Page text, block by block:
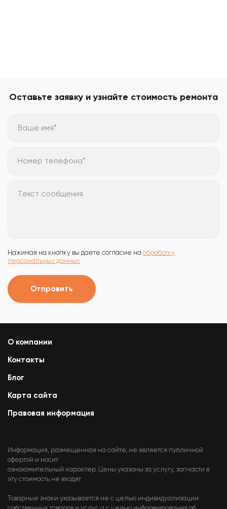
Оставьте заявку и узнайте стоимость ремонта
Ваше имя*
Номер телефона*
Текст сообщения
Нажимая на кнопку вы даете согласие на обработку
персональных данных
Отправить
О компании
Контакты
Блог
Карта сайта
Правовая информация
Информация, размещенная на сайте, не является публичной
офертой и носит
ознакомительный характер. Цены указаны за услугу, запчасти в
эту стоимость не входят
Товарные знаки указывается не с целью индивидуализации